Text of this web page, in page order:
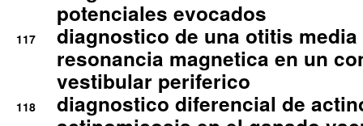
potenciales evocados
117
diagnostico de una otitis
resonancia magnetica en un
vestibular periferico
118
diagnostico diferencial de